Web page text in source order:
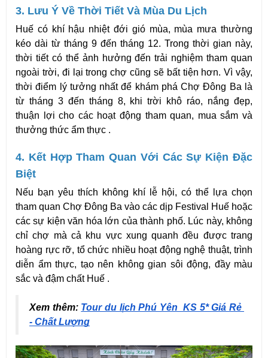
3. Lưu Ý Về Thời Tiết Và Mùa Du Lịch
Huế có khí hậu nhiệt đới gió mùa, mùa mưa thường
kéo dài từ tháng 9 đến tháng 12. Trong thời gian này,
thời tiết có thể ảnh hưởng đến trải nghiệm tham quan
ngoài trời, đi lại trong chợ cũng sẽ bất tiện hơn. Vì vậy,
thời điểm lý tưởng nhất để khám phá Chợ Đông Ba là
từ tháng 3 đến tháng 8, khi trời khô ráo, nắng đẹp,
thuận lợi cho các hoạt động tham quan, mua sắm và
thưởng thức ẩm thực .
4. Kết Hợp Tham Quan Với Các Sự Kiện Đặc
Biệt
Nếu bạn yêu thích không khí lễ hội, có thể lựa chọn
tham quan Chợ Đông Ba vào các dịp Festival Huế hoặc
các sự kiện văn hóa lớn của thành phố. Lúc này, không
chỉ chợ mà cả khu vực xung quanh đều được trang
hoàng rực rỡ, tổ chức nhiều hoạt động nghệ thuật, trình
diễn ẩm thực, tạo nên không gian sôi động, đầy màu
sắc và đậm chất Huế .
Xem thêm: Tour du lịch Phú Yên_KS 5* Giá Rẻ
- Chất Lượng